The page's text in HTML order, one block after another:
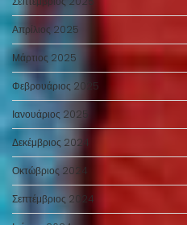
Απρίλιος 2025
Μάρτιος 2025
Φεβρουάριος 2025
Ιανουάριος 2025
Δεκέμβριος 2024
Οκτώβριος 2024
Σεπτέμβριος 2024